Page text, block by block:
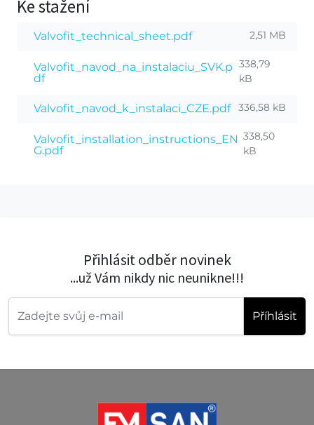
Ke stažení
Valvofit_technical_sheet.pdf 2,51 MB
Valvofit_navod_na_instalaciu_SVK.p
df
338,79
kB
Valvofit_navod_k_instalaci_CZE.pdf 336,58 kB
Valvofit_installation_instructions_EN
G.pdf
338,50
kB
Přihlásit odběr novinek
...už Vám nikdy nic neunikne!!!
Příhlásit